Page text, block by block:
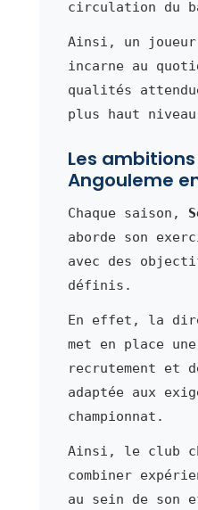
circulation du
Ainsi, un
incarne au
qualités
plus haut
Les
Angouleme
Chaque saison,
aborde son
avec des
définis.
En effet, la
met en place
recrutement et
adaptée aux
championnat.
Ainsi, le club
combiner
au sein de son